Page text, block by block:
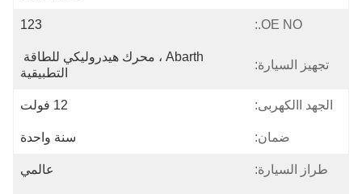
OE NO.:
123
تجهيز السيارة:
Abarth ، محرك هيدروليكي للطاقة
التطبيقية
الجهد االكهربى: 12 فولت
ضمان: سنة واحدة
طراز السيارة: عالمي